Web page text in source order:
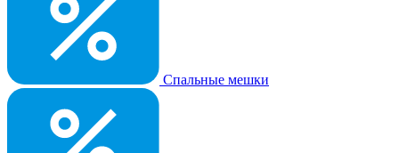
Спальные мешки